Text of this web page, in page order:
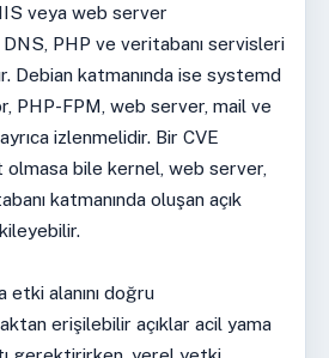
veya web server
DNS, PHP ve veritabanı servisleri
Debian katmanında ise systemd
PHP-FPM, web server, mail ve
izlenmelidir. Bir CVE
bile kernel, web server,
katmanında oluşan açık
alanını doğru
erişilebilir açıklar acil yama